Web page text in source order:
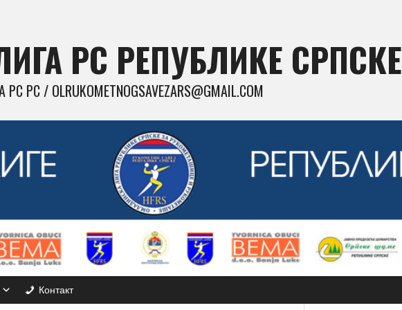
РС РЕПУБЛИКЕ СРПСКЕ
/ OLRUKOMETNOGSAVEZARS@GMAIL.COM
Контакт